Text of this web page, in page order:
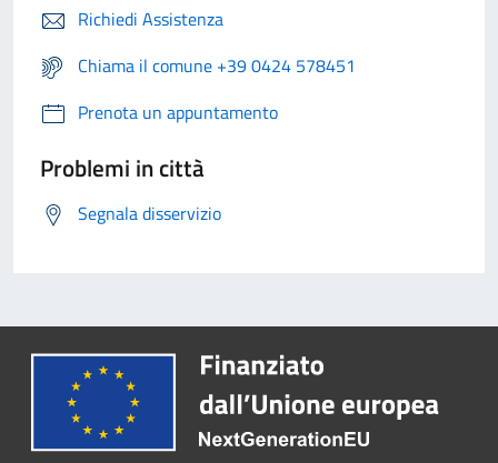
Richiedi Assistenza
Chiama il comune +39 0424 578451
Prenota un appuntamento
Problemi in città
Segnala disservizio